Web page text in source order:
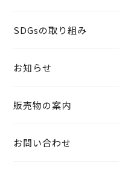
SDGsの取り組み
お知らせ
販売物の案内
お問い合わせ